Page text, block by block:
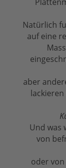
Natürlich
auf eine
aber
Und was
von
oder